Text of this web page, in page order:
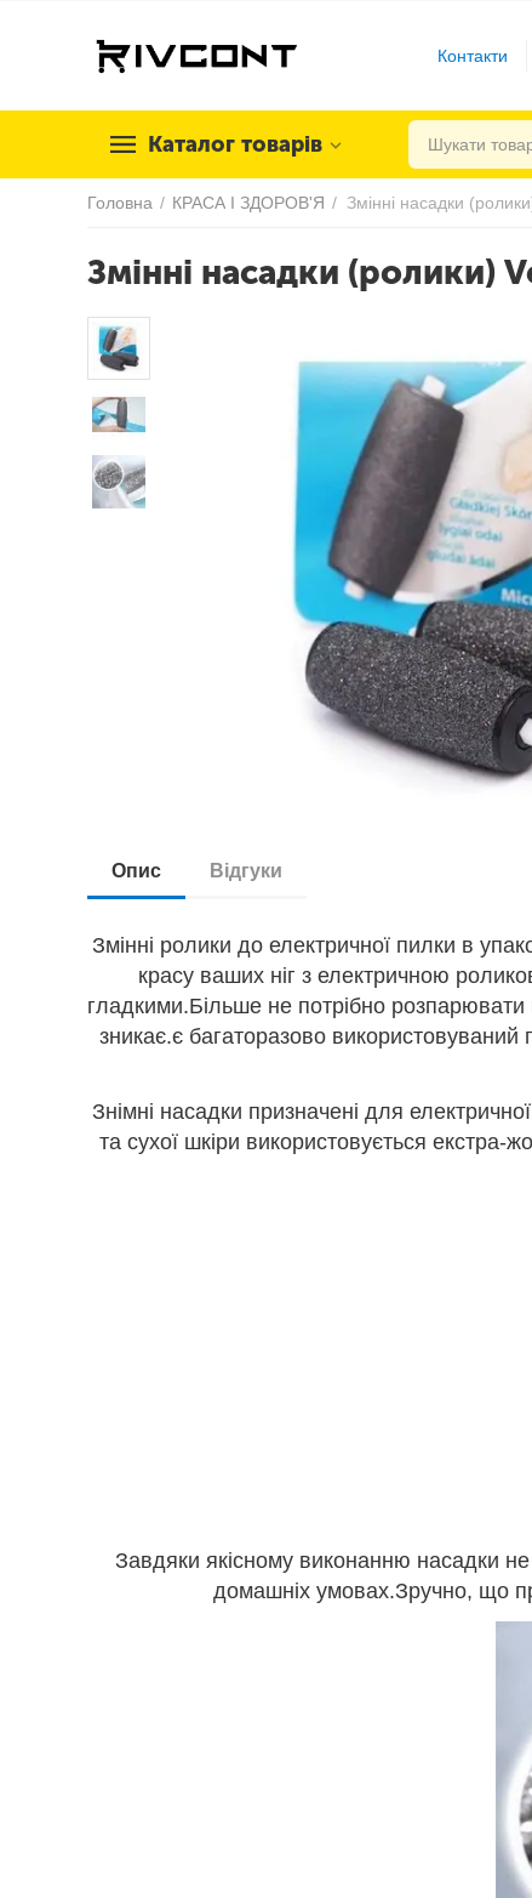
Контакти
Каталог товарів
Головна / КРАСА І ЗДОРОВ'Я /
Змінні насадки (ролики)
Опис Відгуки
Змінні ролики до електричної пилки в
красу ваших ніг з електричною
гладкими.Більше не потрібно розпарювати
зникає.є багаторазово
Знімні насадки призначені для
та сухої шкіри використовується
Завдяки якісному виконанню насадки
домашніх умовах.Зручно, що